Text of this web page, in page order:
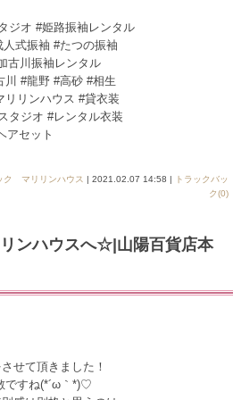
ジオ #姫路振袖レンタル
式振袖 #たつの振袖
古川振袖レンタル
川 #龍野 #高砂 #相生
リンハウス #貸衣装
タジオ #レンタル衣装
アセット
ク マリリンハウス | 2021.02.07 14:58 |
トラックバッ
ク(0)
ンハウスへ☆|山陽百貨店本
せて頂きました！
ですね(*´ω｀*)♡